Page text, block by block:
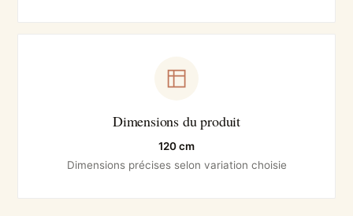
Dimensions du produit
120 cm
Dimensions précises selon variation choisie